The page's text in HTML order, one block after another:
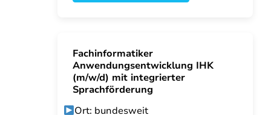
Fachinformatiker
Anwendungsentwicklung IHK
(m/w/d) mit integrierter
Sprachförderung
Ort: bundesweit